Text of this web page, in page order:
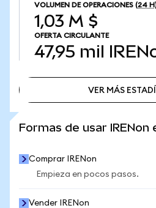
VOLUMEN DE OPERACIONES (24
1,03 M $
OFERTA CIRCULANTE
47,95 mil
VER MÁS
Formas de usar IRENon
Comprar IRENon
Empieza en pocos pasos.
Vender IRENon